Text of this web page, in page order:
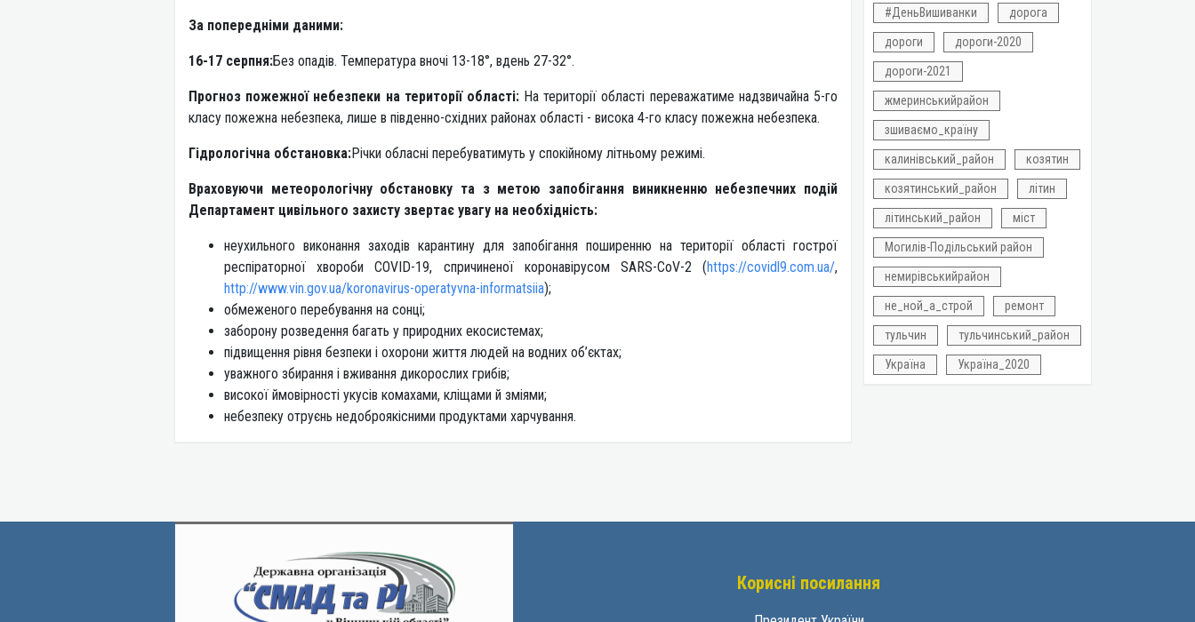
За попередніми даними:
16-17 серпня:Без опадів. Температура вночі 13-18°, вдень 27-32°.
Прогноз пожежної небезпеки на території області:На території області переважатиме надзвичайна 5-го
класу пожежна небезпека, лише в південно-східних районах області - висока 4-го класу пожежна небезпека.
Гідрологічна обстановка:Річки обласні перебуватимуть у спокійному літньому режимі.
Враховуючи метеорологічну обстановку та з метою запобігання виникненню небезпечних подій
Департамент цивільного захисту звертає увагу на необхідність:
неухильного виконання заходів карантину для запобігання поширенню на території області гострої
респіраторної хвороби COVID-19, спричиненої коронавірусом SARS-CoV-2 (https://covidl9.com.ua/,
http://www.vin.gov.ua/koronavirus-operatyvna-informatsiia);
обмеженого перебування на сонці;
заборону розведення багать у природних екосистемах;
підвищення рівня безпеки і охорони життя людей на водних об’єктах;
уважного збирання і вживання дикорослих грибів;
високої ймовірності укусів комахами, кліщами й зміями;
небезпеку отруєнь недоброякісними продуктами харчування.
#ДеньВишиванки дорога
дороги дороги-2020
дороги-2021
жмеринськийрайон
зшиваємо_країну
калинівський_район козятин
козятинський_район літин
літинський_район міст
Могилів-Подільський район
немирівськийрайон
не_ной_а_строй ремонт
тульчин тульчинський_район
Україна Україна_2020
Корисні посилання